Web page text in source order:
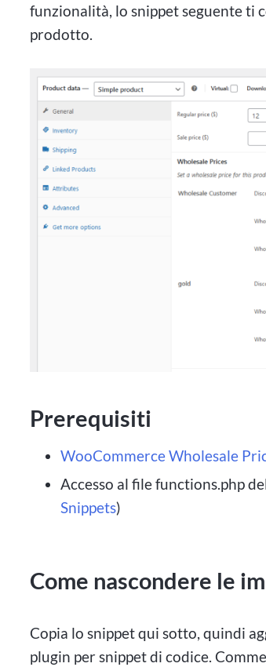
funzionalità, lo snippet seguente ti
prodotto.
Prerequisiti
WooCommerce Wholesale
Accesso al file functions.php
Snippets)
Come nascondere le
Copia lo snippet qui sotto, quindi
plugin per snippet di codice.